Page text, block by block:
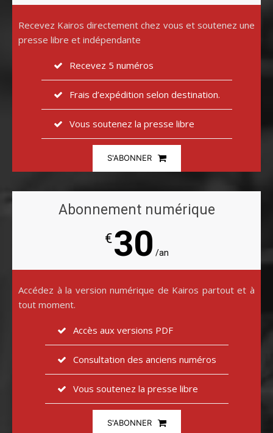
Recevez Kairos directement chez vous et soutenez une
presse libre et indépendante
Recevez 5 numéros
Frais d’expédition selon destination.
Vous soutenez la presse libre
S'ABONNER
Abonnement numérique
€30 /an
Accédez à la version numérique de Kairos partout et à
tout moment.
Accès aux versions PDF
Consultation des anciens numéros
Vous soutenez la presse libre
S'ABONNER